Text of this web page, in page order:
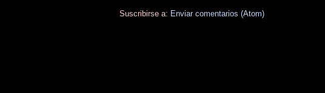
Suscribirse a: Enviar comentarios (Atom)